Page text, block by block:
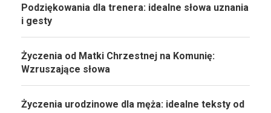
Podziękowania dla trenera: idealne słowa uznania
i gesty
Życzenia od Matki Chrzestnej na Komunię:
Wzruszające słowa
Życzenia urodzinowe dla męża: idealne teksty od